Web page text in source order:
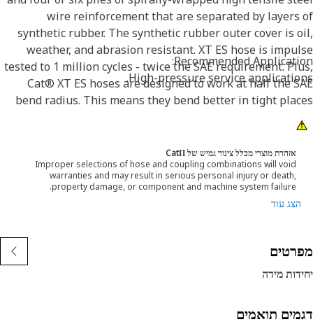
wire reinforcement that are separated by
synthetic rubber. The synthetic rubber outer cover is
weather, and abrasion resistant. XT ES hose is
tested to 1 million cycles - twice the SAE requirement.
Cat® XT ES hoses are designed to work at half the
bend radius. This means they bend better in tight
and substantially reduce hose length requirements.
features provide easier installation, long life and
Recommended
High-pressure service
אזהרת מוצרי מכלל צינור גמיש של CatΠ
Improper selections of hose and coupling combinations will void
warranties and may result in serious personal injury or death,
property damage, or component and machine system failure.
הצג עוד
מידה
תואמים